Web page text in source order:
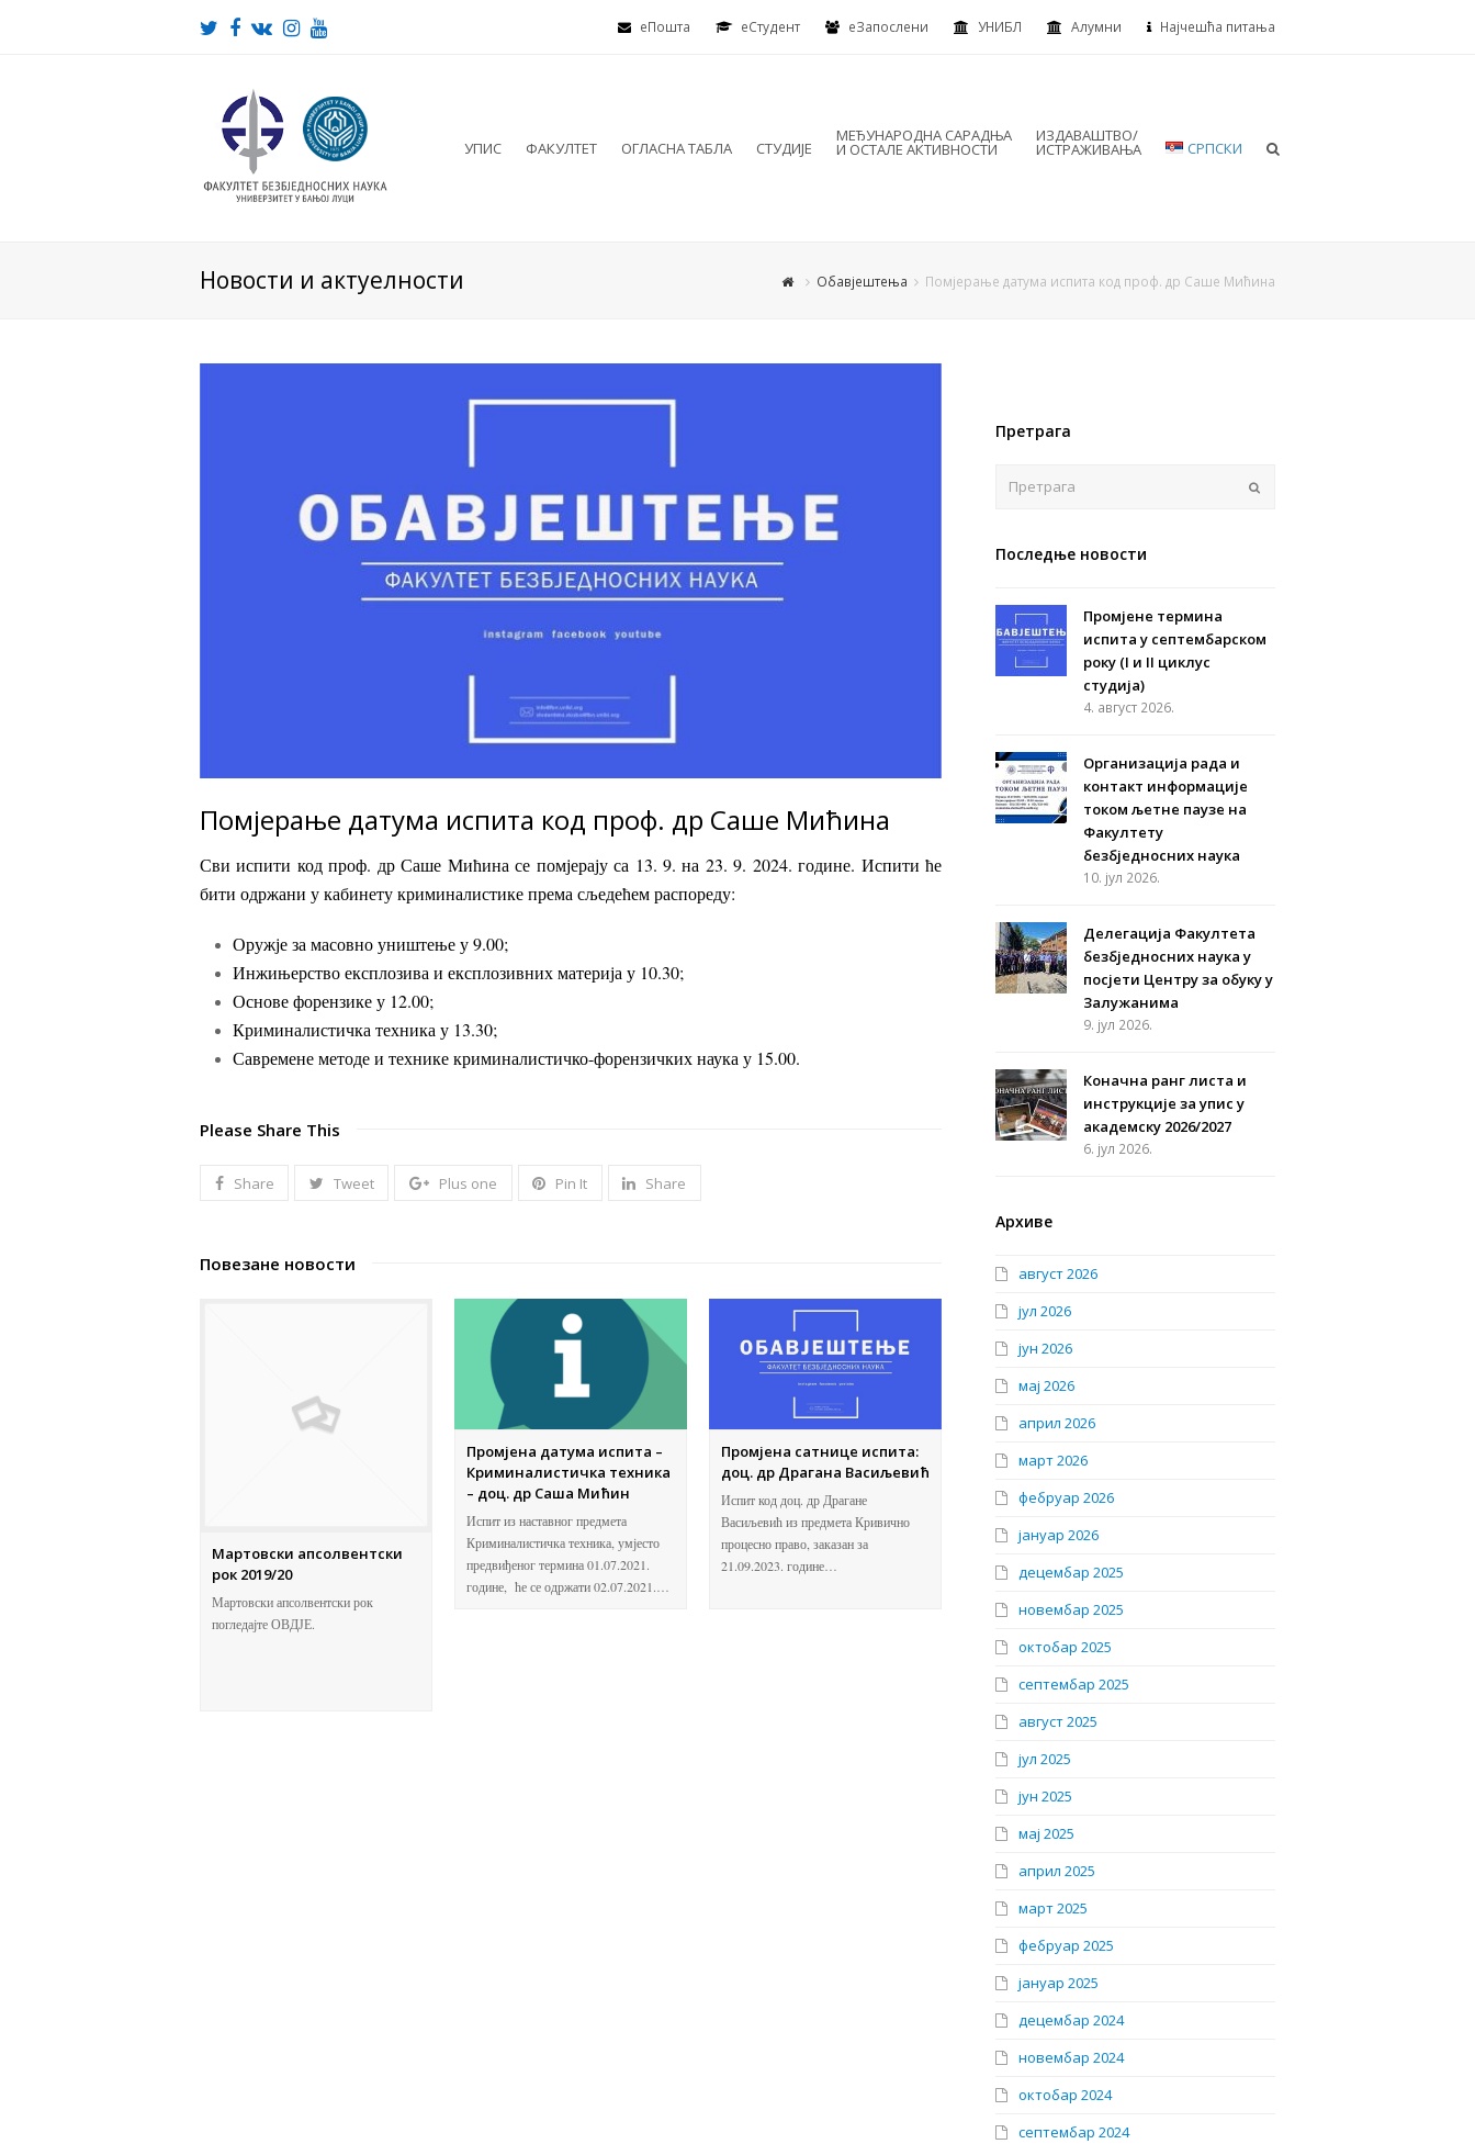
еПошта eСтудент еЗапослени УНИБЛ Алумни Најчешћа питања
Twitter
Facebook
VKInstagram
Youtube
УПИС ФАКУЛТЕТ ОГЛАСНА ТАБЛА СТУДИЈЕ
МЕЂУНАРОДНА САРАДЊА
И ОСТАЛЕ АКТИВНОСТИ
ИЗДАВАШТВО/
ИСТРАЖИВАЊА СРПСКИ
Новости и актуелности Обавјештења Помјерање датума испита код проф. др Саше Мићина
Помјерање датума испита код проф. др Саше Мићина
Сви испити код проф. др Саше Мићина се помјерају са 13. 9. на 23. 9. 2024. године. Испити ће
бити одржани у кабинету криминалистике према сљедећем распореду:
Оружје за масовно уништење у 9.00;
Инжињерство експлозива и експлозивних материја у 10.30;
Основе форензике у 12.00;
Криминалистичка техника у 13.30;
Савремене методе и технике криминалистичко-форензичких наука у 15.00.
Please Share This
Share Tweet Plus one Pin It Share
Повезане новости
Мартовски апсолвентски
рок 2019/20
Мартовски апсолвентски рок
погледајте ОВДЈЕ.
Промјена датума испита –
Криминалистичка техника
– доц. др Саша Мићин
Испит из наставног предмета
Криминалистичка техника, умјесто
предвиђеног термина 01.07.2021.
године, ће се одржати 02.07.2021.…
Промјена сатнице испита:
доц. др Драгана Васиљевић
Испит код доц. др Драгане
Васиљевић из предмета Кривично
процесно право, заказан за
21.09.2023. године…
Претрага
Последње новости
Промјене термина
испита у септембарском
року (I и II циклус
студија)
4. август 2026.
Организација рада и
контакт информације
током љетне паузе на
Факултету
безбједносних наука
10. јул 2026.
Делегација Факултета
безбједносних наука у
посјети Центру за обуку у
Залужанима
9. јул 2026.
Коначна ранг листа и
инструкције за упис у
академску 2026/2027
6. јул 2026.
Архиве
август 2026
јул 2026
јун 2026
мај 2026
април 2026
март 2026
фебруар 2026
јануар 2026
децембар 2025
новембар 2025
октобар 2025
септембар 2025
август 2025
јул 2025
јун 2025
мај 2025
април 2025
март 2025
фебруар 2025
јануар 2025
децембар 2024
новембар 2024
октобар 2024
септембар 2024